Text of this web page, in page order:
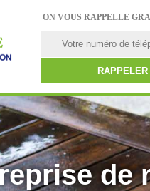
ON VOUS RAPPELLE
de